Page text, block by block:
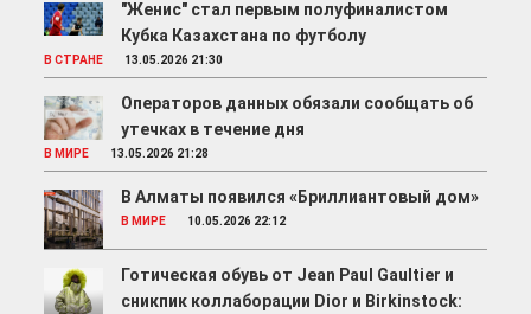
"Женис" стал первым полуфиналистом
Кубка Казахстана по футболу
В СТРАНЕ 13.05.2026 21:30
Операторов данных обязали сообщать об
утечках в течение дня
В МИРЕ 13.05.2026 21:28
В Алматы появился «Бриллиантовый дом»
В МИРЕ 10.05.2026 22:12
Готическая обувь от Jean Paul Gaultier и
сникпик коллаборации Dior и Birkinstock: